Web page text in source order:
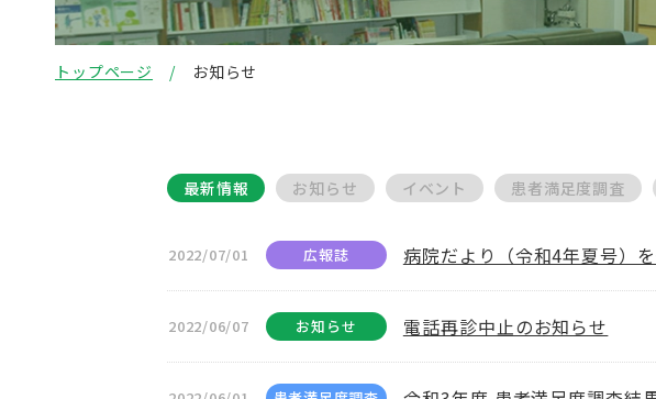
トップページ お知らせ
最新情報 お知らせ イベント 患者満足度調査
2022/07/01 広報誌 病院だより（令和4年夏号）
2022/06/07 お知らせ 電話再診中止のお知らせ